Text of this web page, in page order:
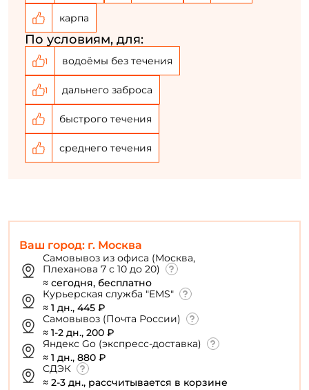
Ваш город: г. Москва
Самовывоз из офиса (Москва,
Плеханова 7 с 10 до 20)
≈ сегодня, бесплатно
Курьерская служба "EMS"
≈ 1 дн., 445 ₽
Самовывоз (Почта России)
≈ 1-2 дн., 200 ₽
Яндекс Go (экспресс-доставка)
≈ 1 дн., 880 ₽
СДЭК
≈ 2-3 дн., рассчитывается в корзине
карпа
По условиям, для:
1 водоёмы без течения
1 дальнего заброса
быстрого течения
среднего течения
Повторите пароль: *
Заполняя данную форму вы соглашаетесь на обработку
персональных данных
Создать аккаунт
У меня уже есть аккаунт